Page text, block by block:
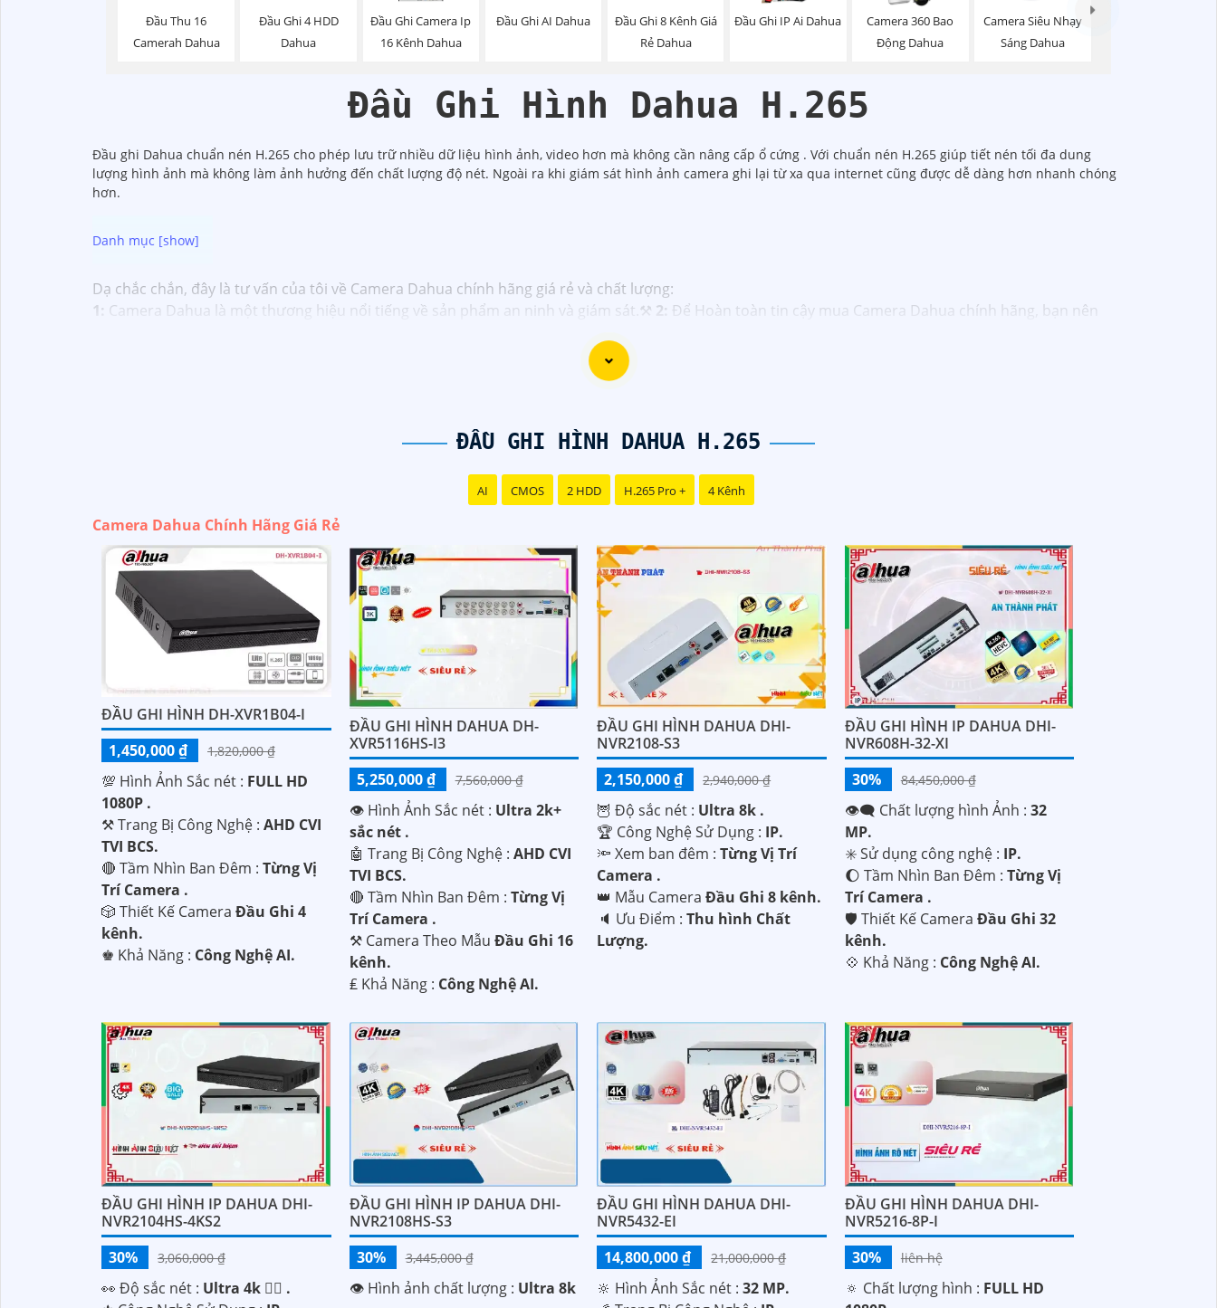
Đầu Thu 16
Camerah Dahua
Đầu Ghi 4 HDD
Dahua
Đầu Ghi Camera Ip
16 Kênh Dahua
Đầu Ghi AI Dahua
Đầu Ghi 8 Kênh Giá
Rẻ Dahua
Đầu Ghi IP Ai Dahua
Camera 360 Bao
Động Dahua
Camera Siêu Nhạy
Sáng Dahua
Đầu Ghi Hình Dahua H.265
Đầu ghi Dahua chuẩn nén H.265 cho phép lưu trữ nhiều dữ liệu hình ảnh, video hơn mà không cần nâng cấp ổ cứng . Với chuẩn nén H.265 giúp tiết nén tối đa dung
lượng hình ảnh mà không làm ảnh hưởng đến chất lượng độ nét. Ngoài ra khi giám sát hình ảnh camera ghi lại từ xa qua internet cũng được dễ dàng hơn nhanh chóng
hơn.
Dạ chắc chắn, đây là tư vấn của tôi về Camera Dahua chính hãng giá rẻ và chất lượng:
1: Camera Dahua là một thương hiệu nổi tiếng về sản phẩm an ninh và giám sát.⚒ 2: Để Hoàn toàn tin cậy mua Camera Dahua chính hãng, bạn nên
Chất lượng của Camera Dahua được đánh giá cao với độ phân giải cao, tính năng thông minh và độ
Nếu bạn muốn tìm camera Dahua giá rẻ, bạn có thể tham khảo trên các website thương mại điện tử hoặc tại các cửa hàng điện tử.
ĐẦU GHI HÌNH DAHUA H.265
AI CMOS 2 HDD H.265 Pro + 4 Kênh
Camera Dahua Chính Hãng Giá Rẻ
ĐẦU GHI HÌNH DH-XVR1B04-I
1,450,000 ₫
1,820,000 ₫
💯 Hình Ảnh Sắc nét : FULL HD
1080P .
⚒ Trang Bị Công Nghệ : AHD CVI
TVI BCS.
🔴 Tầm Nhìn Ban Đêm : Từng Vị
Trí Camera .
🎲 Thiết Kế Camera Đầu Ghi 4
kênh.
️♚ Khả Năng : Công Nghệ AI.
ĐẦU GHI HÌNH DAHUA DH-
XVR5116HS-I3
5,250,000 ₫
7,560,000 ₫
👁 Hình Ảnh Sắc nét : Ultra 2k+
sắc nét .
🤖️ Trang Bị Công Nghệ : AHD CVI
TVI BCS.
🔴 Tầm Nhìn Ban Đêm : Từng Vị
Trí Camera .
⚒ Camera Theo Mẫu Đầu Ghi 16
kênh.
️₤ Khả Năng : Công Nghệ AI.
ĐẦU GHI HÌNH DAHUA DHI-
NVR2108-S3
2,150,000 ₫
2,940,000 ₫
🦉 Độ sắc nét : Ultra 8k .
🏆 Công Nghệ Sử Dụng : IP.
🔦 Xem ban đêm :Từng Vị Trí
Camera .
👑 Mẫu CameraĐầu Ghi 8 kênh.
️🔈 Ưu Điểm :Thu hình Chất
Lượng.
ĐẦU GHI HÌNH IP DAHUA DHI-
NVR608H-32-XI
30%
84,450,000 ₫
👁️‍🗨 Chất lượng hình Ảnh : 32
MP.
✳️ Sử dụng công nghệ : IP.
🌔 Tầm Nhìn Ban Đêm : Từng Vị
Trí Camera .
🛡 Thiết Kế Camera Đầu Ghi 32
kênh.
️💠 Khả Năng : Công Nghệ AI.
ĐẦU GHI HÌNH IP DAHUA DHI-
NVR2104HS-4KS2
30%
3,060,000 ₫
️👀 Độ sắc nét : Ultra 4k 👍🏾 .
ĐẦU GHI HÌNH IP DAHUA DHI-
NVR2108HS-S3
30%
3,445,000 ₫
👁 Hình ảnh chất lượng : Ultra 8k
ĐẦU GHI HÌNH DAHUA DHI-
NVR5432-EI
14,800,000 ₫
21,000,000 ₫
🔆 Hình Ảnh Sắc nét :32 MP.
ĐẦU GHI HÌNH DAHUA DHI-
NVR5216-8P-I
30%
liên hệ
🔅 Chất lượng hình : FULL HD